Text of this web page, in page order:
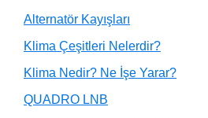
Alternatör Kayışları
Klima Çeşitleri Nelerdir?
Klima Nedir? Ne İşe Yarar?
QUADRO LNB